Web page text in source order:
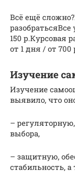
Всё ещё
150 р.Курсовая
от 1 дня / от 700
Изучение
Изучение
выявило, что
–
выбора,
– защитную,
стабильность,